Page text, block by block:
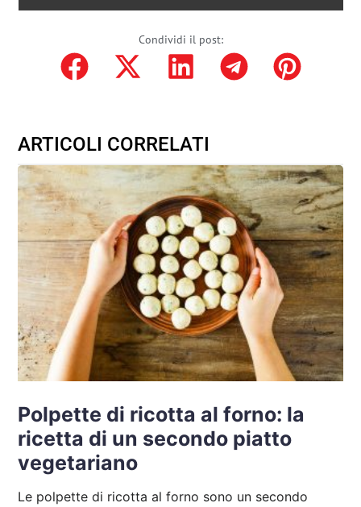
Condividi il post:
ARTICOLI CORRELATI
Polpette di ricotta al forno: la
ricetta di un secondo piatto
vegetariano
Le polpette di ricotta al forno sono un secondo